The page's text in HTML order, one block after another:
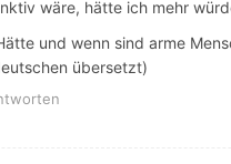
wäre, hätte ich mehr
und wenn sind arme
übersetzt)